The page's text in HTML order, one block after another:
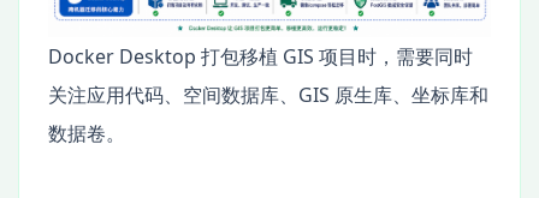
Docker Desktop 打包移植 GIS 项目时，需要同时
关注应用代码、空间数据库、GIS 原生库、坐标库和
数据卷。